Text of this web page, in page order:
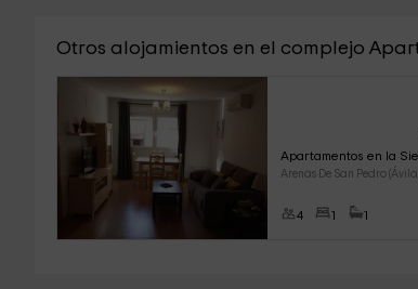
Otros alojamientos en el complejo
Apartamentos en la
Arenas De San Pedro
4 1 1